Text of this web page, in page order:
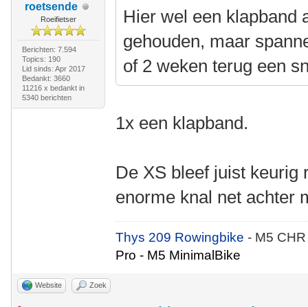
roetsende
Roeifietser
Berichten: 7.594
Topics: 190
Lid sinds: Apr 2017
Bedankt: 3660
11216 x bedankt in
5340 berichten
Hier wel een klapband
gehouden, maar
of 2 weken terug een
1x een klapband.
De XS bleef juist keurig
enorme knal net achter
Thys 209 Rowingbike- M5
Pro - M5 MinimalBike
Website Zoek